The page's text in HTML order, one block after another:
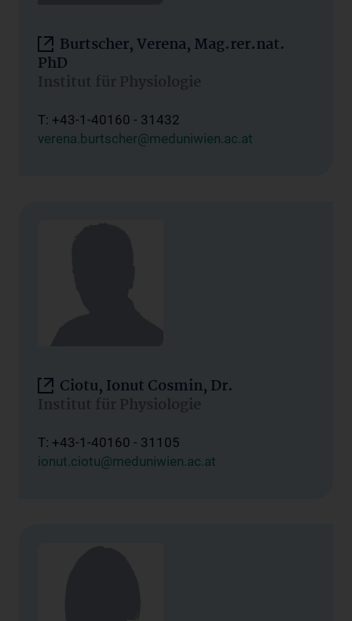
Burtscher, Verena, Mag.rer.nat.
PhD
Institut für Physiologie
T: +43-1-40160 - 31432
verena.burtscher@meduniwien.ac.at
Ciotu, Ionut Cosmin, Dr.
Institut für Physiologie
T: +43-1-40160 - 31105
ionut.ciotu@meduniwien.ac.at